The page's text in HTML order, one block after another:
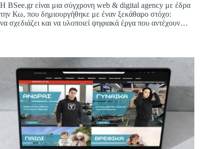
Η BSee.gr είναι μια σύγχρονη web & digital agency με έδρα
την Κω, που δημιουργήθηκε με έναν ξεκάθαρο στόχο:
να σχεδιάζει και να υλοποιεί ψηφιακά έργα που αντέχουν